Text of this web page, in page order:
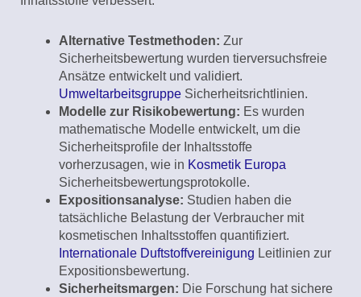
Alternative Testmethoden: Zur
Sicherheitsbewertung wurden tierversuchsfreie
Ansätze entwickelt und validiert.
Umweltarbeitsgruppe Sicherheitsrichtlinien.
Modelle zur Risikobewertung: Es wurden
mathematische Modelle entwickelt, um die
Sicherheitsprofile der Inhaltsstoffe
vorherzusagen, wie in Kosmetik Europa
Sicherheitsbewertungsprotokolle.
Expositionsanalyse: Studien haben die
tatsächliche Belastung der Verbraucher mit
kosmetischen Inhaltsstoffen quantifiziert.
Internationale Duftstoffvereinigung Leitlinien zur
Expositionsbewertung.
Sicherheitsmargen: Die Forschung hat sichere